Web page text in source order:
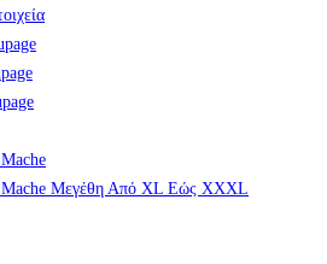
Mache Μεγέθη Από XL Εώς XXXL